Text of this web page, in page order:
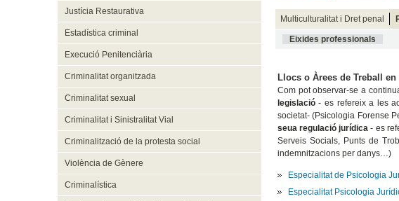
Justícia Restaurativa
Estadística criminal
Execució Penitenciària
Criminalitat organitzada
Criminalitat sexual
Criminalitat i Sinistralitat Vial
Criminalització de la protesta social
Violència de Gènere
Criminalística
Multiculturalitat i Dret penal
Eixides professionals
Llocs o Àrees de Treball
Com pot observar-se a
legislació- es refereix a les
societat- (Psicologia Forense
seua regulació jurídica - es
Serveis Socials, Punts de
indemnitzacions per danys…)
Especialitat de Psicologia
Especialitat Psicologia